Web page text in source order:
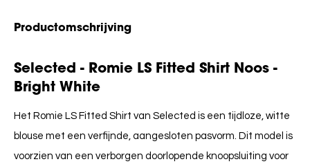
Productomschrijving
Selected - Romie LS Fitted Shirt Noos -
Bright White
Het Romie LS Fitted Shirt van Selected is een tijdloze, witte
blouse met een verfijnde, aangesloten pasvorm. Dit model is
voorzien van een verborgen doorlopende knoopsluiting voor